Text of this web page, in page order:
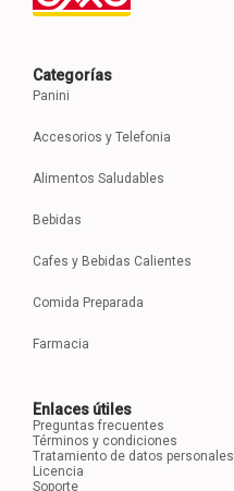
Categorías
Panini
Accesorios y Telefonia
Alimentos Saludables
Bebidas
Cafes y Bebidas Calientes
Comida Preparada
Farmacia
Enlaces útiles
Preguntas frecuentes
Términos y condiciones
Tratamiento de datos personales
Licencia
Soporte